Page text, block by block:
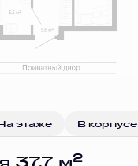
этаже В корпусе
2